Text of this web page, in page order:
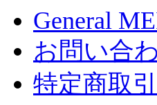
General
お問い合
特定商取